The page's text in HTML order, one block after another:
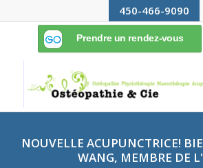
450-466-9090
NOUVELLE ACUPUNCTRICE!
WANG, MEMBRE DE